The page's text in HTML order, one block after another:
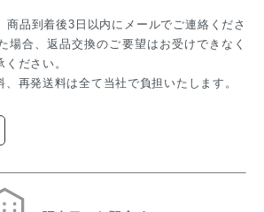
商品到着後3日以内にメールでご連絡くださ
場合、返品交換のご要望はお受けできなく
ださい。
、再発送料は全て当社で負担いたします。